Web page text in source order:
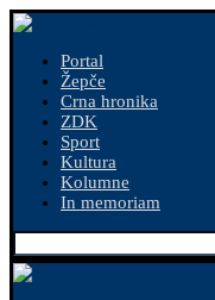
Portal
Žepče
Crna hronika
ZDK
Sport
Kultura
Kolumne
In memoriam